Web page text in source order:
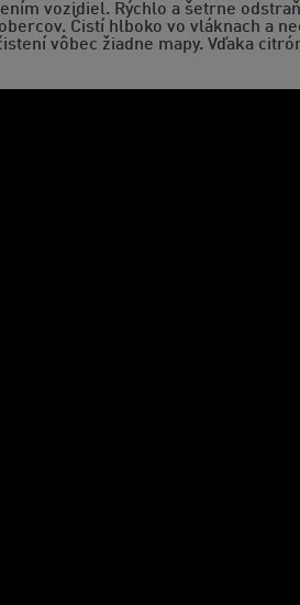
vozidiel. Rýchlo a šetrne
Čistí hlboko vo vláknach a
vôbec žiadne mapy. Vďaka